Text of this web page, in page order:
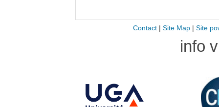
Contact| Site Map| Site
info